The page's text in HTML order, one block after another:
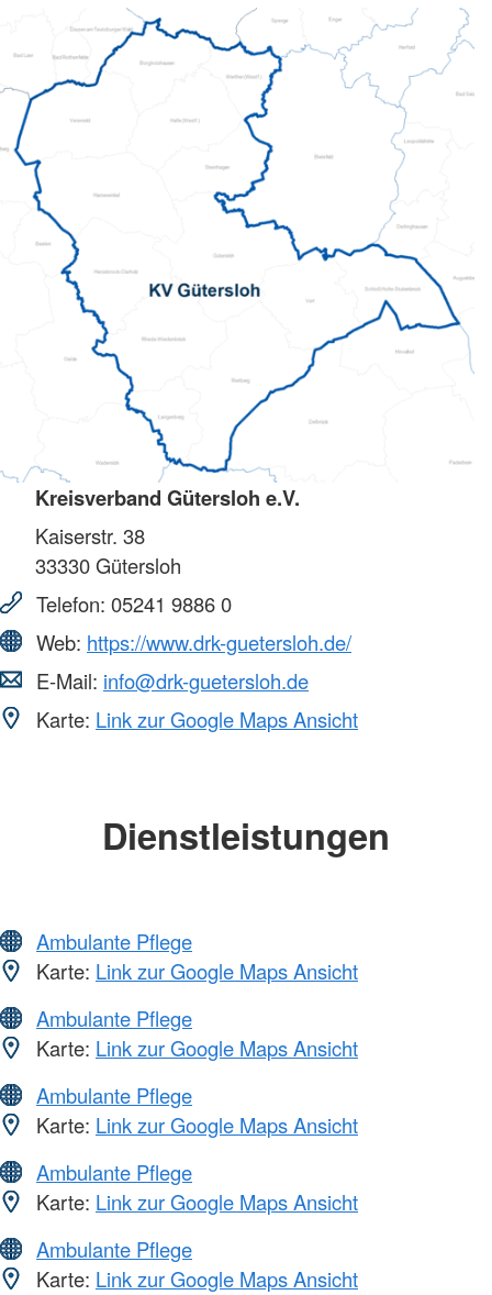
Kreisverband Gütersloh e.V.
Kaiserstr. 38
33330Gütersloh
Telefon: 05241 9886 0
Web: https://www.drk-guetersloh.de/
E-Mail: info@drk-guetersloh.de
Karte: Link zur Google Maps Ansicht
Dienstleistungen
Ambulante Pflege
Karte: Link zur Google Maps Ansicht
Ambulante Pflege
Karte: Link zur Google Maps Ansicht
Ambulante Pflege
Karte: Link zur Google Maps Ansicht
Ambulante Pflege
Karte: Link zur Google Maps Ansicht
Ambulante Pflege
Karte: Link zur Google Maps Ansicht